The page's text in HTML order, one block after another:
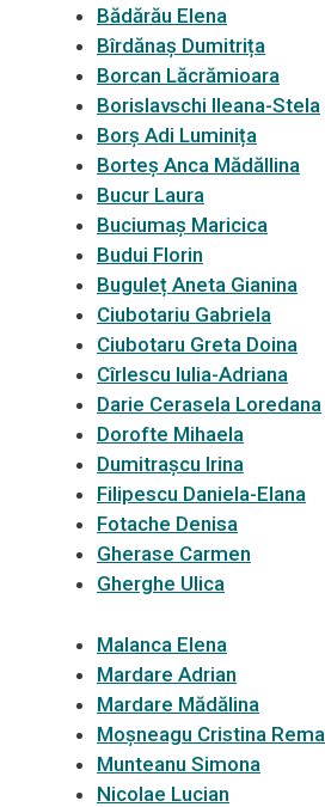
Bădărău Elena
Bîrdănaș Dumitrița
Borcan Lăcrămioara
Borislavschi Ileana-Stela
Borș Adi Luminița
Borteș Anca Mădăllina
Bucur Laura
Buciumaș Maricica
Budui Florin
Buguleț Aneta Gianina
Ciubotariu Gabriela
Ciubotaru Greta Doina
Cîrlescu Iulia-Adriana
Darie Cerasela Loredana
Dorofte Mihaela
Dumitrașcu Irina
Filipescu Daniela-Elana
Fotache Denisa
Gherase Carmen
Gherghe Ulica
Malanca Elena
Mardare Adrian
Mardare Mădălina
Moșneagu Cristina Rema
Munteanu Simona
Nicolae Lucian